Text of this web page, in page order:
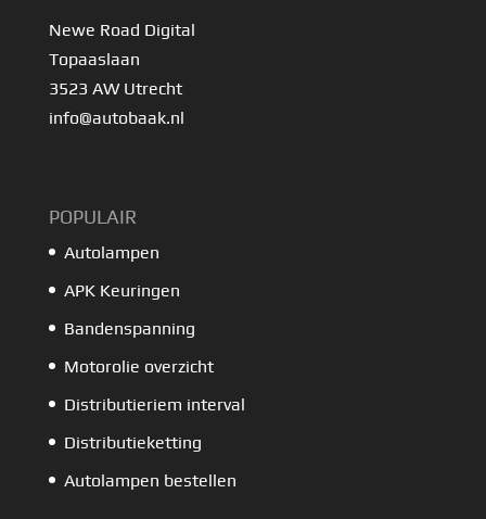
Newe Road Digital
Topaaslaan
3523 AW Utrecht
info@autobaak.nl
POPULAIR
Autolampen
APK Keuringen
Bandenspanning
Motorolie overzicht
Distributieriem interval
Distributieketting
Autolampen bestellen